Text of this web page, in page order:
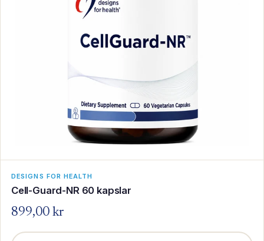
DESIGNS FOR HEALTH
Cell-Guard-NR 60 kapslar
899,00 kr